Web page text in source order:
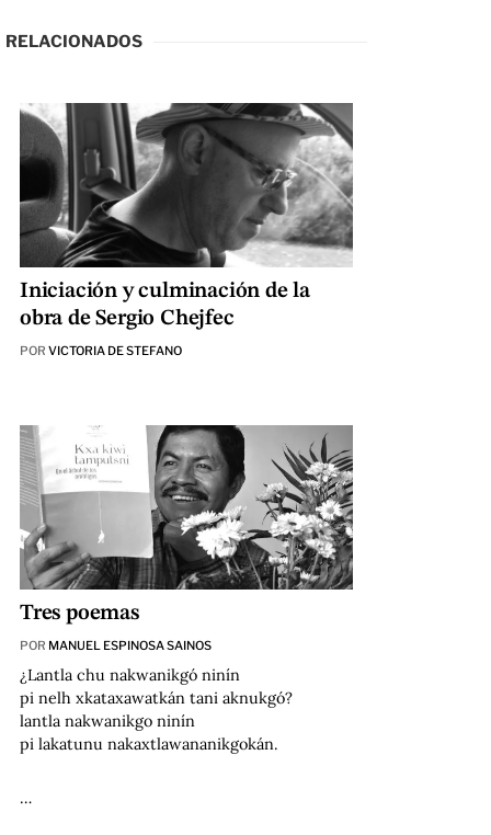
RELACIONADOS
Iniciación y culminación de la
obra de Sergio Chejfec
POR VICTORIA DE STEFANO
Tres poemas
POR MANUEL ESPINOSA SAINOS
¿Lantla chu nakwanikgó ninín
pi nelh xkataxawatkán tani aknukgó?
lantla nakwanikgo ninín
pi lakatunu nakaxtlawananikgokán.
…